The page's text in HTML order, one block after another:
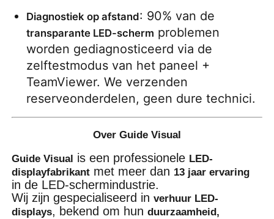
Diagnostiek op afstand
transparante LED-scherm problemen
worden gediagnosticeerd via de
zelftestmodus van het paneel +
TeamViewer. We verzenden
reserveonderdelen, geen dure technici.
Over Guide Visual
Guide Visual is een professionele LED-
displayfabrikant met meer dan 13 jaar ervaring
in de LED-schermindustrie.
Wij zijn gespecialiseerd inverhuur LED-
displays, bekend om hunduurzaamheid,